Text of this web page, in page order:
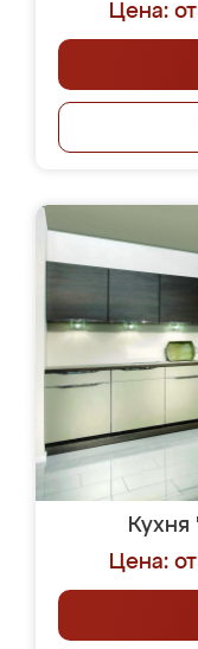
Цена:
Кухня
Цена: